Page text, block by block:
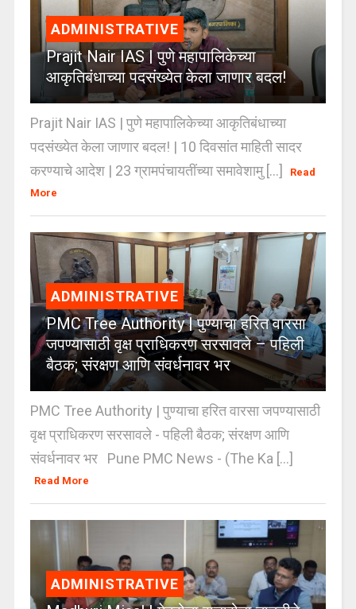
ADMINISTRATIVE
Prajit Nair IAS | पुणे महापालिकेच्या
आकृतिबंधाच्या पदसंख्येत केला जाणार बदल!
Prajit Nair IAS | पुणे महापालिकेच्या आकृतिबंधाच्या
पदसंख्येत केला जाणार बदल! | 10 दिवसांत माहिती सादर
करण्याचे आदेश | 23 ग्रामपंचायतींच्या समावेशामु [...]
Read
More
ADMINISTRATIVE
PMC Tree Authority | पुण्याचा हरित वारसा
जपण्यासाठी वृक्ष प्राधिकरण सरसावले – पहिली
बैठक; संरक्षण आणि संवर्धनावर भर
PMC Tree Authority | पुण्याचा हरित वारसा जपण्यासाठी
वृक्ष प्राधिकरण सरसावले - पहिली बैठक; संरक्षण आणि
संवर्धनावर भर Pune PMC News - (The Ka [...]
Read More
ADMINISTRATIVE